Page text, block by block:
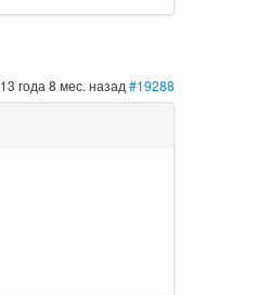
13 года 8 мес. назад #19288